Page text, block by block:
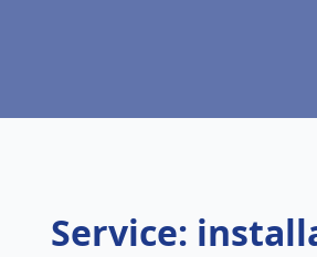
Service: